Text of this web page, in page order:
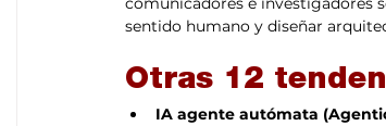
sentido humano y diseñar
Otras 12
IA agente autómata